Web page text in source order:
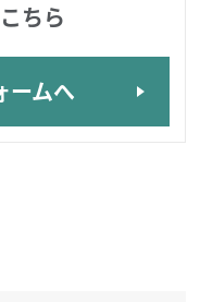
ちら
ームへ